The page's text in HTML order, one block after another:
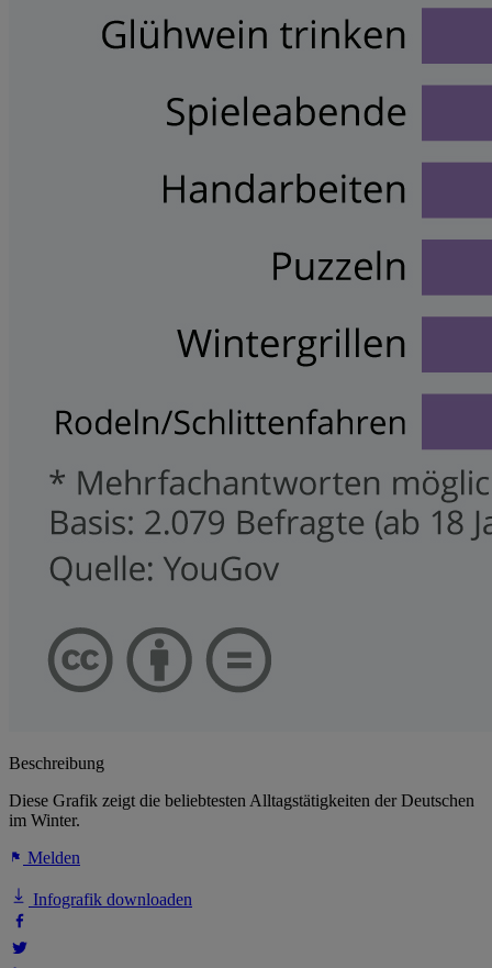
Beschreibung
Diese Grafik zeigt die beliebtesten Alltagstätigkeiten der Deutschen
im Winter.
Melden
Infografik downloaden